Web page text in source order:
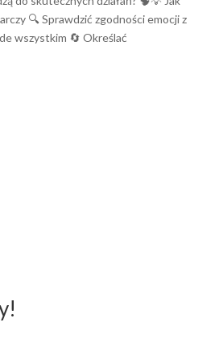
🔍 Sprawdzić zgodności emocji z
wszystkim 🔄 Określać